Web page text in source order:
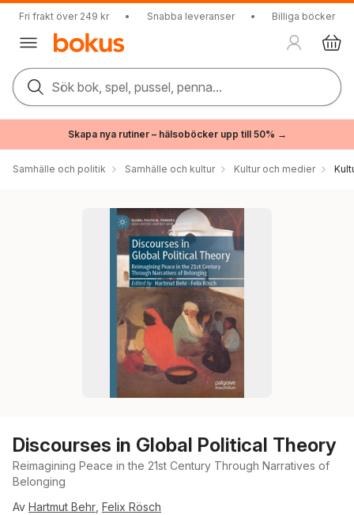
Fri frakt över 249 kr • Snabba leveranser • Billiga böcker
Sök bok, spel, pussel, penna...
Skapa nya rutiner – hälsoböcker upp till 50% →
Samhälle och politik Samhälle och kultur Kultur och medier
Discourses in Global Political Theory
Reimagining Peace in the 21st Century Through Narratives of
Belonging
Av Hartmut Behr Felix Rösch